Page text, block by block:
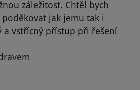
záležitost. Chtěl bych
jak jemu tak i
a vstřícný přístup při řešení